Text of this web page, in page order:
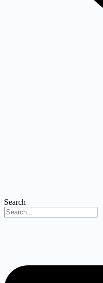
Search